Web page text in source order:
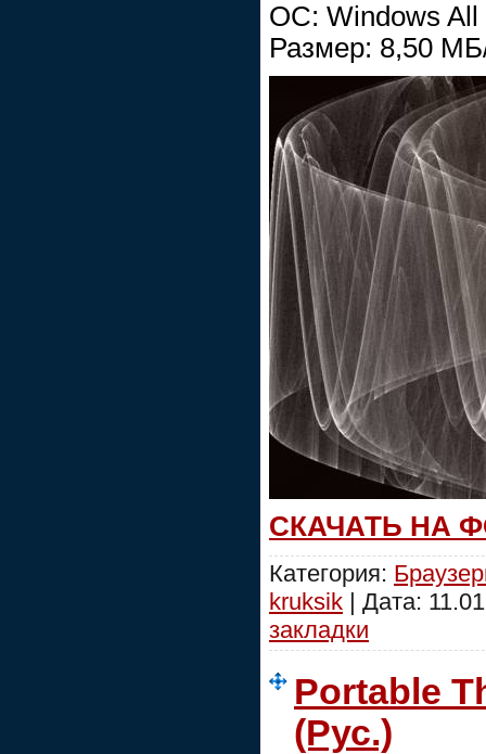
ОС: Windows All
Размер: 8,50
СКАЧАТЬ НА
Категория:
kruksik | Дата:
закладки
Portable
(Рус.)